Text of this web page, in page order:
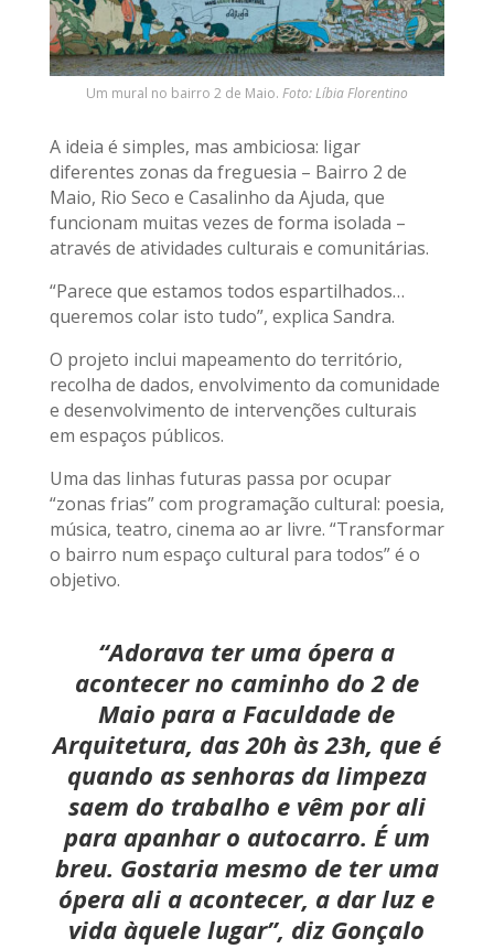
Um mural no bairro 2 de Maio. Foto: Líbia Florentino
A ideia é simples, mas ambiciosa: ligar
diferentes zonas da freguesia – Bairro 2 de
Maio, Rio Seco e Casalinho da Ajuda, que
funcionam muitas vezes de forma isolada –
através de atividades culturais e comunitárias.
“Parece que estamos todos espartilhados…
queremos colar isto tudo”, explica Sandra.
O projeto inclui mapeamento do território,
recolha de dados, envolvimento da comunidade
e desenvolvimento de intervenções culturais
em espaços públicos.
Uma das linhas futuras passa por ocupar
“zonas frias” com programação cultural: poesia,
música, teatro, cinema ao ar livre. “Transformar
o bairro num espaço cultural para todos” é o
objetivo.
“Adorava ter uma ópera a
acontecer no caminho do 2 de
Maio para a Faculdade de
Arquitetura, das 20h às 23h, que é
quando as senhoras da limpeza
saem do trabalho e vêm por ali
para apanhar o autocarro. É um
breu. Gostaria mesmo de ter uma
ópera ali a acontecer, a dar luz e
vida àquele lugar”, diz Gonçalo